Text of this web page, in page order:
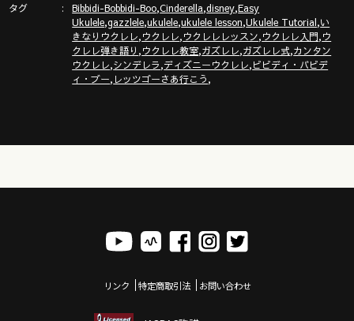
タグ Bibbidi-Bobbidi-Boo,Cinderella,disney,Easy
Ukulele,gazzlele,ukulele,ukulele lesson,Ukulele Tutorial,い
きなりウクレレ,ウクレレ,ウクレレレッスン,ウクレレ入門,ウ
クレレ弾き語り ,ウクレレ教室,ガズレレ,ガズレレ式,カンタン
ウクレレ,シンデレラ,ディズニーウクレレ,ビビディ・バビデ
ィ・ブー, レッツゴーさあ行こう,
リンク 特定商取引法 お問い合わせ